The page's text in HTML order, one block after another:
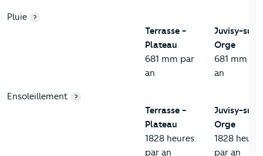
Pluie ?
Terrasse -
Plateau
681 mm par
an
Juvisy-sur-
Orge
681 mm par
an
Ensoleillement ?
Terrasse -
Plateau
1828 heures
par an
Juvisy-sur-
Orge
1828 heures
par an